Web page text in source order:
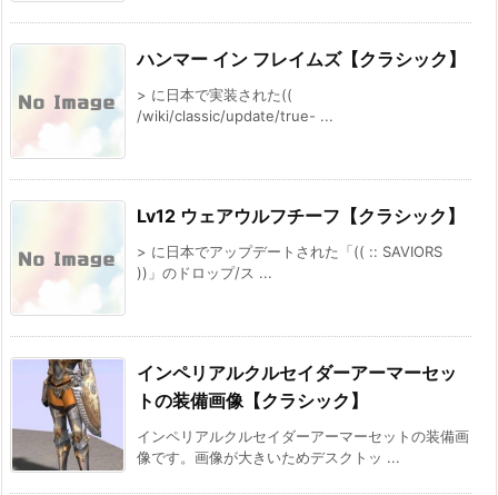
ハンマー イン フレイムズ【クラシック】
> に日本で実装された((
/wiki/classic/update/true- ...
Lv12 ウェアウルフチーフ【クラシック】
> に日本でアップデートされた「(( :: SAVIORS
))」のドロップ/ス ...
インペリアルクルセイダーアーマーセッ
トの装備画像【クラシック】
インペリアルクルセイダーアーマーセットの装備画
像です。画像が大きいためデスクトッ ...